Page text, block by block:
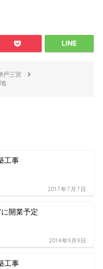
戸三宮
工事
2017年7月7日
開業予定
2014年9月9日
工事